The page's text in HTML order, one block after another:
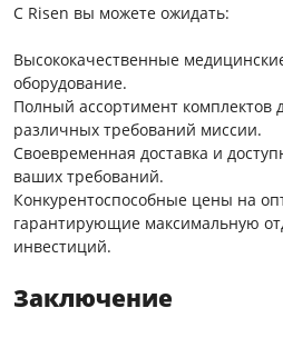
С Risen вы можете ожидать:
Высококачественные
оборудование.
Полный ассортимент комплектов
различных требований миссии.
Своевременная доставка и
ваших требований.
Конкурентоспособные цены на
гарантирующие максимальную
инвестиций.
Заключение